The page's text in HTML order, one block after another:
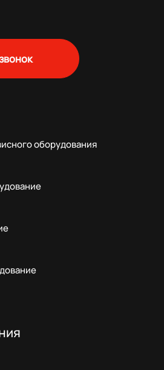
оборудования